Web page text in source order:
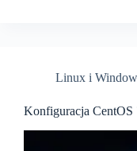
Linux i
Konfiguracja CentOS